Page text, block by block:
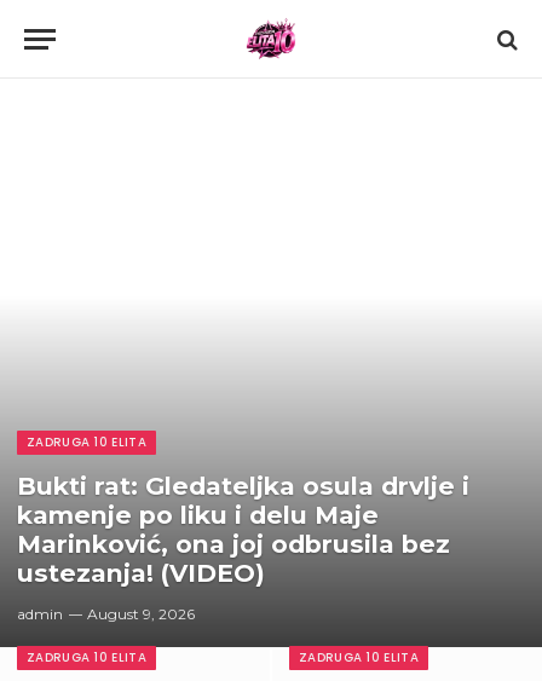
ZADRUGA 10 ELITA
Bukti rat: Gledateljka osula drvlje i
kamenje po liku i delu Maje
Marinković, ona joj odbrusila bez
ustezanja! (VIDEO)
admin August 9, 2026
ZADRUGA 10 ELITA ZADRUGA 10 ELITA